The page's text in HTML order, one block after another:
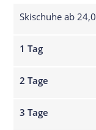
1 Tag
2 Tage
3 Tage
Skischuhe ab 24,0